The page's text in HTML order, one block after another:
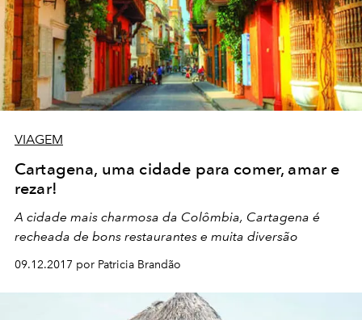
VIAGEM
Cartagena, uma cidade para comer, amar e
rezar!
A cidade mais charmosa da Colômbia, Cartagena é
recheada de bons restaurantes e muita diversão
09.12.2017 por Patricia Brandão